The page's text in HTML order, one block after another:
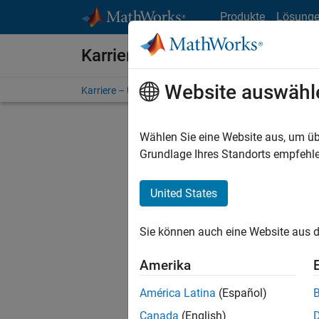
Produkte
Karriere bei MathWorks
Karriere – Übersicht Stellensuche
FILTER:
Stellen
Es
Region
Website
Wählen Sie eine Website aus, um
Grundlage Ihres Standorts
United States
Sie können auch eine Website aus
Amerika
América Latina (Español)
Canada (English)